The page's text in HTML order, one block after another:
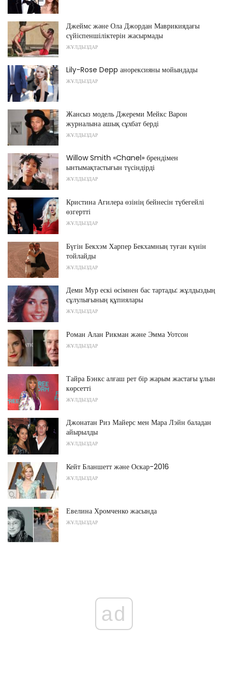
Джеймс және Ола Джордан Маврикиядағы
сүйіспеншіліктерін жасырмады
ЖҰЛДЫЗДАР
Lily-Rose Depp анорексияны мойындады
ЖҰЛДЫЗДАР
Жансыз модель Джереми Мейкс Варон
журналына ашық сұхбат берді
ЖҰЛДЫЗДАР
Willow Smith «Chanel» брендімен
ынтымақтастығын түсіндірді
ЖҰЛДЫЗДАР
Кристина Агилера өзінің бейнесін түбегейлі
өзгертті
ЖҰЛДЫЗДАР
Бүгін Бекхэм Харпер Бекхамның туған күнін
тойлайды
ЖҰЛДЫЗДАР
Деми Мур ескі өсімнен бас тартады: жұлдыздың
сұлулығының құпиялары
ЖҰЛДЫЗДАР
Роман Алан Рикман және Эмма Уотсон
ЖҰЛДЫЗДАР
Тайра Бэнкс алғаш рет бір жарым жастағы ұлын
көрсетті
ЖҰЛДЫЗДАР
Джонатан Риз Майерс мен Мара Лэйн баладан
айырылды
ЖҰЛДЫЗДАР
Кейт Бланшетт және Оскар-2016
ЖҰЛДЫЗДАР
Евелина Хромченко жасында
ЖҰЛДЫЗДАР
ad